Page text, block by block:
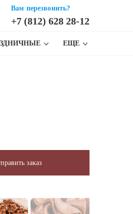
Вам перезвонить?
+7 (812) 628 28-12
ЕЩЕ
заказ